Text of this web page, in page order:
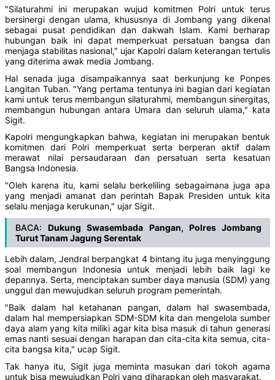
"Silaturahmi ini merupakan wujud komitmen Polri untuk terus
bersinergi dengan ulama, khususnya di Jombang yang dikenal
sebagai pusat pendidikan dan dakwah Islam. Kami berharap
hubungan baik ini dapat memperkuat persatuan bangsa dan
menjaga stabilitas nasional," ujar Kapolri dalam keterangan tertulis
yang diterima awak media Jombang.
Hal senada juga disampaikannya saat berkunjung ke Ponpes
Langitan Tuban. "Yang pertama tentunya ini bagian dari kegiatan
kami untuk terus membangun silaturahmi, membangun sinergitas,
membangun hubungan antara Umara dan seluruh ulama," kata
Sigit.
Kapolri mengungkapkan bahwa, kegiatan ini merupakan bentuk
komitmen dari Polri memperkuat serta berperan aktif dalam
merawat nilai persaudaraan dan persatuan serta kesatuan
Bangsa Indonesia.
"Oleh karena itu, kami selalu berkeliling sebagaimana juga apa
yang menjadi amanat dan perintah Bapak Presiden untuk kita
selalu menjaga kerukunan," ujar Sigit.
BACA:Dukung Swasembada Pangan, Polres Jombang
Turut Tanam Jagung Serentak
Lebih dalam, Jendral berpangkat 4 bintang itu juga menyinggung
soal membangun Indonesia untuk menjadi lebih baik lagi ke
depannya. Serta, menciptakan sumber daya manusia (SDM) yang
unggul dan mewujudkan seluruh program pemerintah.
"Baik dalam hal ketahanan pangan, dalam hal swasembada,
dalam hal mempersiapkan SDM-SDM kita dan mengelola sumber
daya alam yang kita miliki agar kita bisa masuk di tahun generasi
emas nanti sesuai dengan harapan dan cita-cita kita semua, cita-
cita bangsa kita," ucap Sigit.
Tak hanya itu, Sigit juga meminta masukan dari tokoh agama
untuk bisa mewujudkan Polri yang diharapkan oleh masyarakat.